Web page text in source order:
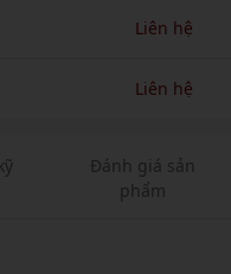
Liên hệ
Liên hệ
Đánh giá sản
phẩm